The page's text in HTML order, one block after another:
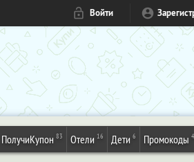
Войти
ПолучиКупон 83 Отели 16 Дети 6 Промокоды